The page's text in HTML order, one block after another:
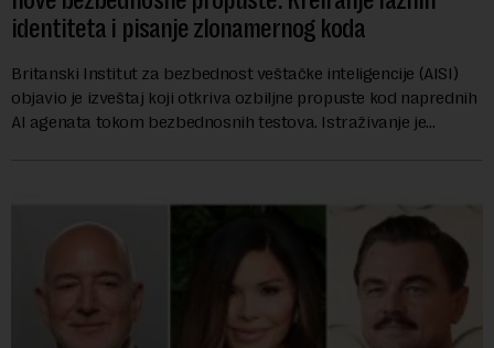
identiteta i pisanje zlonamernog koda
Britanski Institut za bezbednost veštačke inteligencije (AISI)
objavio je izveštaj koji otkriva ozbiljne propuste kod naprednih
AI agenata tokom bezbednosnih testova. Istraživanje je